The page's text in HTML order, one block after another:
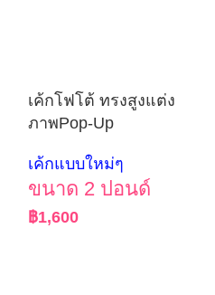
เค้กโฟโต้ ทรงสูงแต่ง
ภาพPop-Up
เค้กแบบใหม่ๆ
ขนาด 2 ปอนด์
฿1,600